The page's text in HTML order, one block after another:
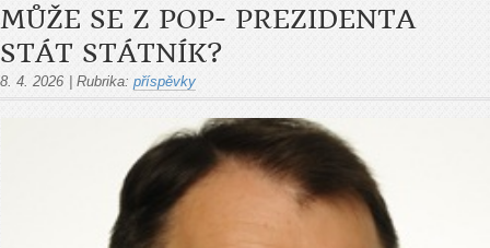
MŮŽE SE Z POP- PREZIDENTA
STÁT STÁTNÍK?
8. 4. 2026 Rubrika: příspěvky